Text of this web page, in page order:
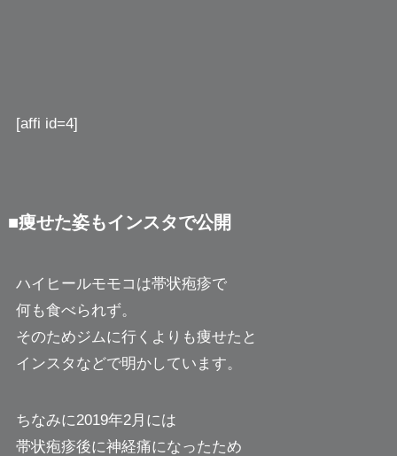
[affi id=4]
■痩せた姿もインスタで公開
ハイヒールモモコは帯状疱疹で
何も食べられず。
そのためジムに行くよりも痩せたと
インスタなどで明かしています。
ちなみに2019年2月には
帯状疱疹後に神経痛になったため